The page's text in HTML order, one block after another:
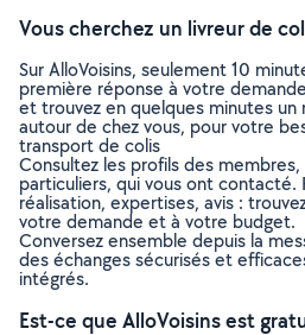
Vous cherchez un livreur de
Sur AlloVoisins, seulement 10
première réponse à votre
et trouvez en quelques minutes
autour de chez vous, pour votre
transport de colis
Consultez les profils des
particuliers, qui vous ont
réalisation, expertises, avis :
votre demande et à votre budget.
Conversez ensemble depuis la
des échanges sécurisés et
intégrés.
Est-ce que AlloVoisins est